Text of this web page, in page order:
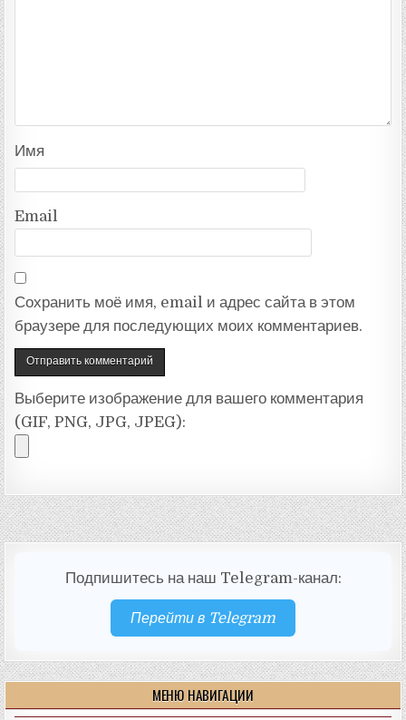
Имя
Email
Сохранить моё имя, email и адрес сайта в этом
браузере для последующих моих комментариев.
Выберите изображение для вашего комментария
(GIF, PNG, JPG, JPEG):
Подпишитесь на наш Telegram-канал:
Перейти в Telegram
МЕНЮ НАВИГАЦИИ